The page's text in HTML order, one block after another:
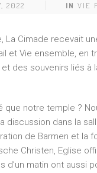
2022 IN VIE
Cimade recevait
et Vie ensemble, en
des souvenirs liés à
que notre temple ?
discussion dans la
de Barmen et la
Christen, Eglise
d’un matin ont aussi